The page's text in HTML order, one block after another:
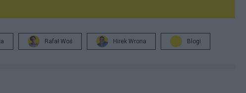
Rafał Woś Hirek Wrona Blogi